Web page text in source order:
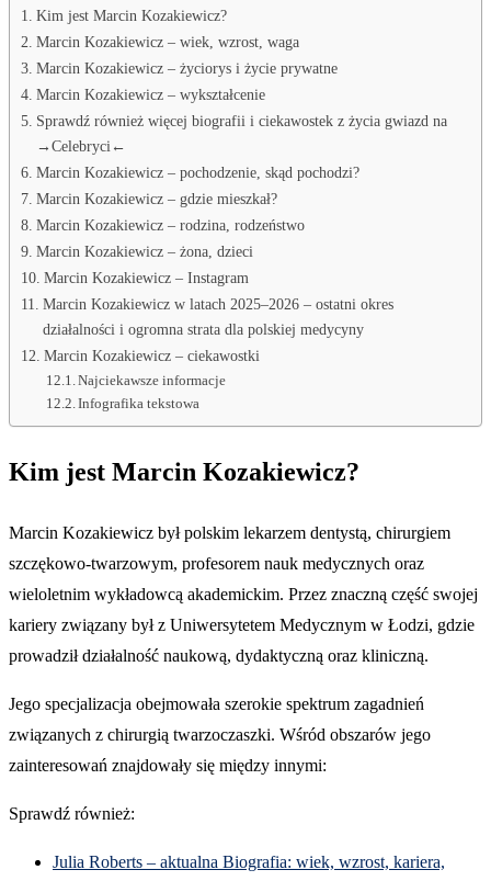
Kim jest Marcin Kozakiewicz?
Marcin Kozakiewicz – wiek, wzrost, waga
Marcin Kozakiewicz – życiorys i życie prywatne
Marcin Kozakiewicz – wykształcenie
Sprawdź również więcej biografii i ciekawostek z życia gwiazd na
→Celebryci←
Marcin Kozakiewicz – pochodzenie, skąd pochodzi?
Marcin Kozakiewicz – gdzie mieszkał?
Marcin Kozakiewicz – rodzina, rodzeństwo
Marcin Kozakiewicz – żona, dzieci
Marcin Kozakiewicz – Instagram
Marcin Kozakiewicz w latach 2025–2026 – ostatni okres
działalności i ogromna strata dla polskiej medycyny
Marcin Kozakiewicz – ciekawostki
Najciekawsze informacje
Infografika tekstowa
Kim jest Marcin Kozakiewicz?
Marcin Kozakiewicz był polskim lekarzem dentystą, chirurgiem
szczękowo-twarzowym, profesorem nauk medycznych oraz
wieloletnim wykładowcą akademickim. Przez znaczną część swojej
kariery związany był z Uniwersytetem Medycznym w Łodzi, gdzie
prowadził działalność naukową, dydaktyczną oraz kliniczną.
Jego specjalizacja obejmowała szerokie spektrum zagadnień
związanych z chirurgią twarzoczaszki. Wśród obszarów jego
zainteresowań znajdowały się między innymi:
Sprawdź również:
Julia Roberts – aktualna Biografia: wiek, wzrost, kariera,